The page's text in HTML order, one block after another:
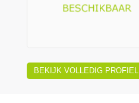
BEKIJK VOLLEDIG PROFIEL